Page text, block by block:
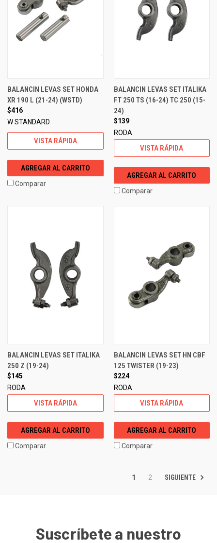
BALANCIN LEVAS SET HONDA
XR 190 L (21-24) (WSTD)
$416
W STANDARD
VISTA RÁPIDA
AGREGAR AL CARRITO
Comparar
BALANCIN LEVAS SET ITALIKA
FT 250 TS (16-24) TC 250 (15-
24)
$139
RODA
VISTA RÁPIDA
AGREGAR AL CARRITO
Comparar
BALANCIN LEVAS SET ITALIKA
250 Z (19-24)
$145
RODA
VISTA RÁPIDA
AGREGAR AL CARRITO
Comparar
BALANCIN LEVAS SET HN CBF
125 TWISTER (19-23)
$224
RODA
VISTA RÁPIDA
AGREGAR AL CARRITO
Comparar
1 2 SIGUIENTE
Suscríbete a nuestro